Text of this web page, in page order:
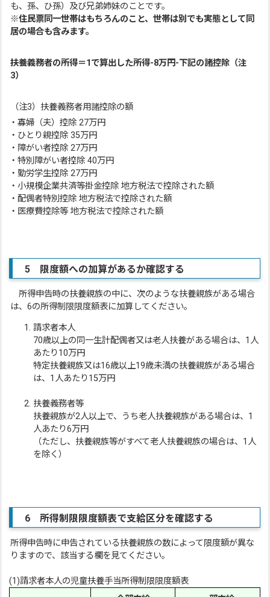
も、孫、ひ孫）及び兄弟姉妹のことです。
※住民票同一世帯はもちろんのこと、世帯は別でも実態として同
居の場合も含みます。
扶養義務者の所得＝1で算出した所得-8万円-下記の諸控除（注
3）
（注3）扶養義務者用諸控除の額
・寡婦（夫）控除 27万円
・ひとり親控除 35万円
・障がい者控除 27万円
・特別障がい者控除 40万円
・勤労学生控除 27万円
・小規模企業共済等掛金控除 地方税法で控除された額
・配偶者特別控除 地方税法で控除された額
・医療費控除等 地方税法で控除された額
5 限度額への加算があるか確認する
所得申告時の扶養親族の中に、次のような扶養親族がある場合
は、6の所得制限限度額表に加算してください。
請求者本人
70歳以上の同一生計配偶者又は老人扶養がある場合は、1人
あたり10万円
特定扶養親族又は16歳以上19歳未満の扶養親族がある場合
は、1人あたり15万円
扶養義務者等
扶養親族が2人以上で、うち老人扶養親族がある場合は、1
人あたり6万円
（ただし、扶養親族等がすべて老人扶養親族の場合は、1人
を除く）
6 所得制限限度額表で支給区分を確認する
所得申告時に申告されている扶養親族の数によって限度額が異な
りますので、該当する欄を見てください。
(1)請求者本人の児童扶養手当所得制限限度額表